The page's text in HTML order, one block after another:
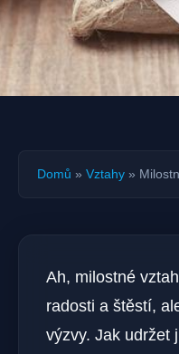
Domů » Vztahy »
Ah, milostné
radosti a štěstí,
výzvy. Jak udržet